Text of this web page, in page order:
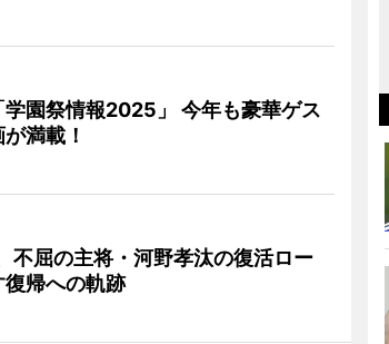
学園祭情報2025」 今年も豪華ゲス
満載！
不屈の主将・河野孝汰の復活ロー
帰への軌跡